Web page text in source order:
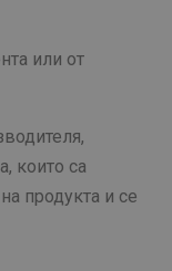
или от
които са
продукта и се